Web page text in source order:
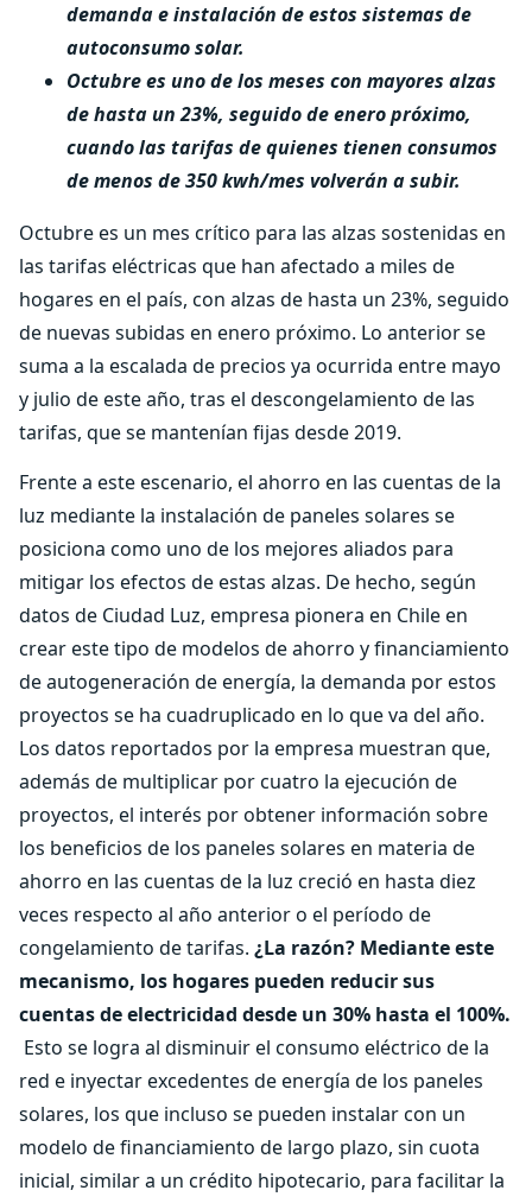
demanda e instalación de estos sistemas de
autoconsumo solar.
Octubre es uno de los meses con mayores alzas
de hasta un 23%, seguido de enero próximo,
cuando las tarifas de quienes tienen consumos
de menos de 350 kwh/mes volverán a subir.
Octubre es un mes crítico para las alzas sostenidas en
las tarifas eléctricas que han afectado a miles de
hogares en el país, con alzas de hasta un 23%, seguido
de nuevas subidas en enero próximo. Lo anterior se
suma a la escalada de precios ya ocurrida entre mayo
y julio de este año, tras el descongelamiento de las
tarifas, que se mantenían fijas desde 2019.
Frente a este escenario, el ahorro en las cuentas de la
luz mediante la instalación de paneles solares se
posiciona como uno de los mejores aliados para
mitigar los efectos de estas alzas. De hecho, según
datos de Ciudad Luz, empresa pionera en Chile en
crear este tipo de modelos de ahorro y financiamiento
de autogeneración de energía, la demanda por estos
proyectos se ha cuadruplicado en lo que va del año.
Los datos reportados por la empresa muestran que,
además de multiplicar por cuatro la ejecución de
proyectos, el interés por obtener información sobre
los beneficios de los paneles solares en materia de
ahorro en las cuentas de la luz creció en hasta diez
veces respecto al año anterior o el período de
congelamiento de tarifas. ¿La razón? Mediante este
mecanismo, los hogares pueden reducir sus
cuentas de electricidad desde un 30% hasta el 100%.
Esto se logra al disminuir el consumo eléctrico de la
red e inyectar excedentes de energía de los paneles
solares, los que incluso se pueden instalar con un
modelo de financiamiento de largo plazo, sin cuota
inicial, similar a un crédito hipotecario, para facilitar la